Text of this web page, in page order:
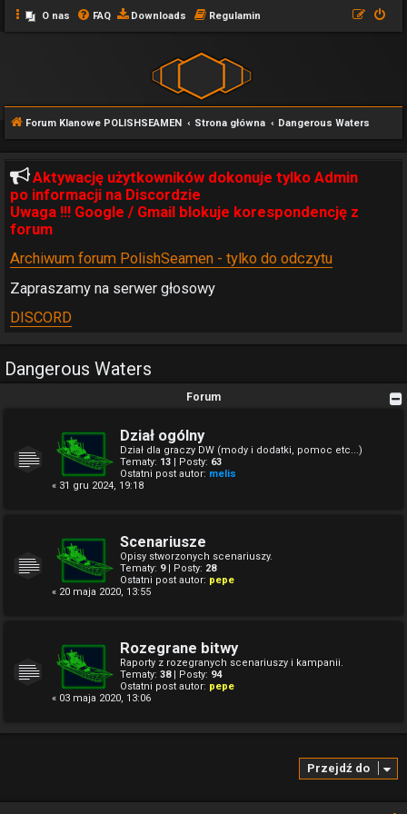
O nas FAQ Downloads Regulamin
Forum Klanowe POLISHSEAMEN Strona główna Dangerous Waters
Aktywację użytkowników dokonuje tylko Admin
po informacji na Discordzie
Uwaga !!! Google / Gmail blokuje korespondencję z
forum
Archiwum forum PolishSeamen - tylko do odczytu
Zapraszamy na serwer głosowy
DISCORD
Dangerous Waters
Forum
Dział ogólny
Dział dla graczy DW (mody i dodatki, pomoc etc...)
Tematy: 13 | Posty: 63
Ostatni post autor: melis
« 31 gru 2024, 19:18
Scenariusze
Opisy stworzonych scenariuszy.
Tematy: 9| Posty: 28
Ostatni post autor: pepe
« 20 maja 2020, 13:55
Rozegrane bitwy
Raporty z rozegranych scenariuszy i kampanii.
Tematy: 38| Posty: 94
Ostatni post autor: pepe
« 03 maja 2020, 13:06
Przejdź do